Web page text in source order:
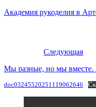
Академия рукоделия в
Следующая
Мы разные, но мы вместе.
doc03245520251119062646